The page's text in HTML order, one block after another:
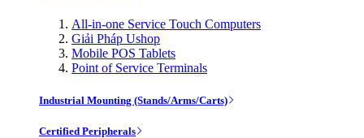
All-in-one Service Touch Computers
Giải Pháp Ushop
Mobile POS Tablets
Point of Service Terminals
Industrial Mounting (Stands/Arms/Carts)
Certified Peripherals